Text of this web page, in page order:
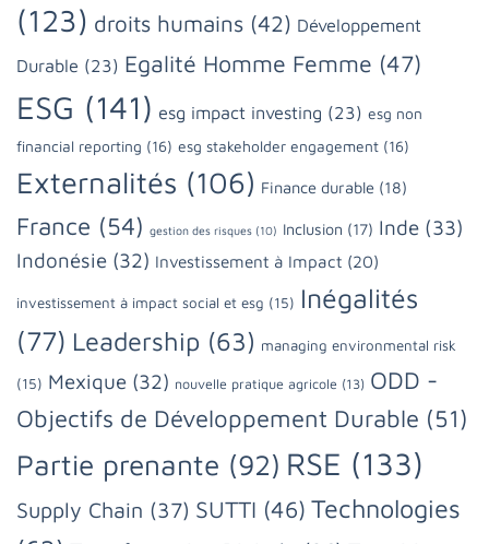
(123) droits humains (42) Développement
Durable (23) Egalité Homme Femme (47)
ESG (141) esg impact investing (23) esg non
financial reporting (16) esg stakeholder engagement (16)
Externalités (106) Finance durable (18)
France (54) gestion des risques (10) Inclusion (17) Inde (33)
Indonésie (32) Investissement à Impact (20)
investissement à impact social et esg (15) Inégalités
(77) Leadership (63) managing environmental risk
(15) Mexique (32) nouvelle pratique agricole (13) ODD -
Objectifs de Développement Durable (51)
Partie prenante (92) RSE (133)
Supply Chain (37) SUTTI (46) Technologies